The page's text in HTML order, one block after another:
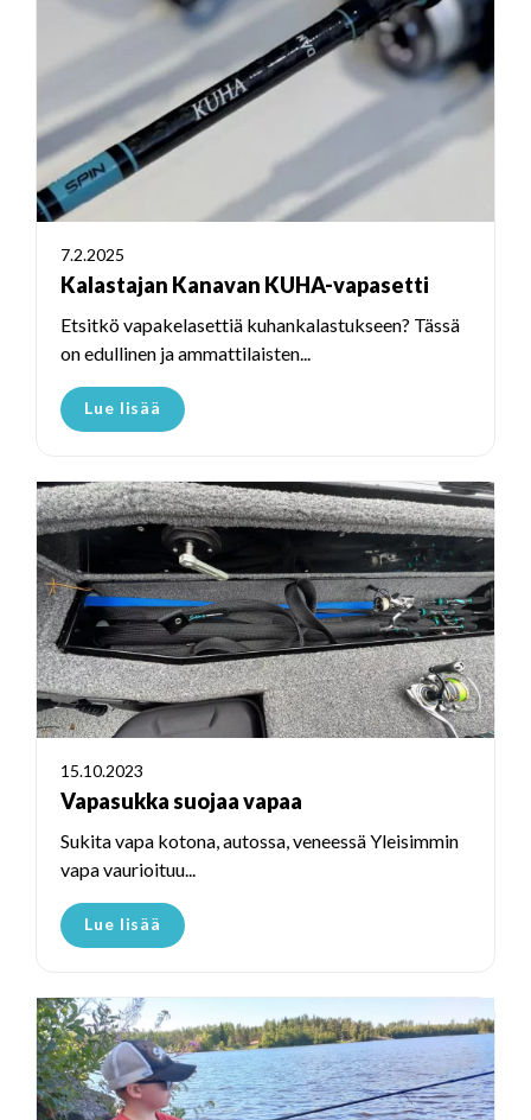
7.2.2025
Kalastajan Kanavan KUHA-vapasetti
Etsitkö vapakelasettiä kuhankalastukseen? Tässä
on edullinen ja ammattilaisten...
Lue lisää
15.10.2023
Vapasukka suojaa vapaa
Sukita vapa kotona, autossa, veneessä Yleisimmin
vapa vaurioituu...
Lue lisää